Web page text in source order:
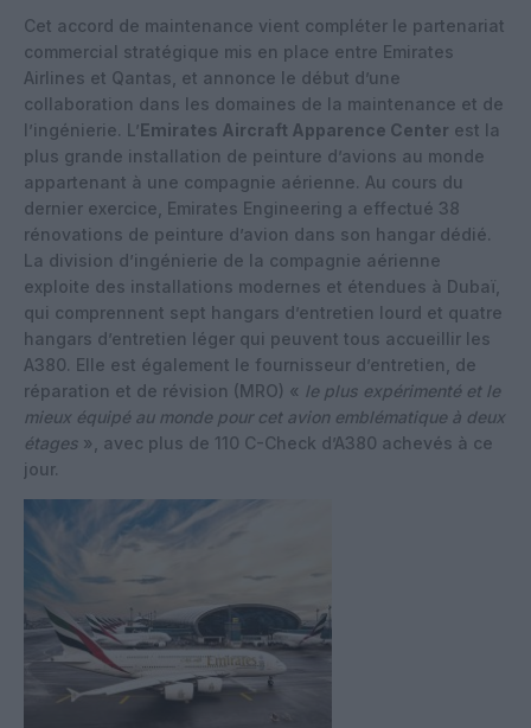
Cet accord de maintenance vient compléter le partenariat
commercial stratégique mis en place entre Emirates
Airlines et Qantas, et annonce le début d’une
collaboration dans les domaines de la maintenance et de
l’ingénierie. L’Emirates Aircraft Apparence Center est la
plus grande installation de peinture d’avions au monde
appartenant à une compagnie aérienne. Au cours du
dernier exercice, Emirates Engineering a effectué 38
rénovations de peinture d’avion dans son hangar dédié.
La division d’ingénierie de la compagnie aérienne
exploite des installations modernes et étendues à Dubaï,
qui comprennent sept hangars d’entretien lourd et quatre
hangars d’entretien léger qui peuvent tous accueillir les
A380. Elle est également le fournisseur d’entretien, de
réparation et de révision (MRO) « le plus expérimenté et le
mieux équipé au monde pour cet avion emblématique à deux
étages », avec plus de 110 C-Check d’A380 achevés à ce
jour.